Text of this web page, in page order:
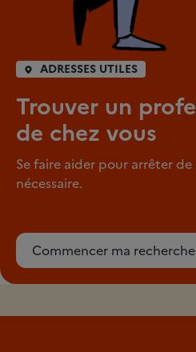
ADRESSES UTILES
Trouver un
de chez vous
Se faire aider pour arrêter
nécessaire.
Commencer ma recherche